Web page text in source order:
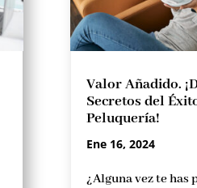
Valor Añadido.
Secretos del
Peluquería!
Ene 16, 2024
¿Alguna vez te has